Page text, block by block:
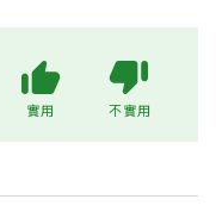
實用 不實用